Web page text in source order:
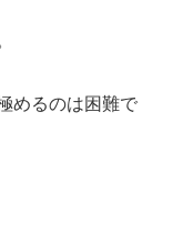
めるのは困難で